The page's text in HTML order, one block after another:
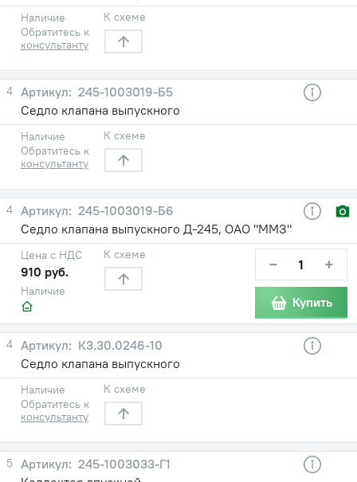
Наличие
Обратитесь к
консультанту
К схеме
4
245-1003019-Б5
Седло клапана выпускного
Наличие
Обратитесь к
консультанту
К схеме
4
245-1003019-Б6
Седло клапана выпускного Д-245, ОАО "ММЗ"
Наличие
Цена с НДС
910 руб.
К схеме − +
Купить
4
К3.30.0246-10
Седло клапана выпускного
Наличие
Обратитесь к
консультанту
К схеме
5
245-1003033-Г1